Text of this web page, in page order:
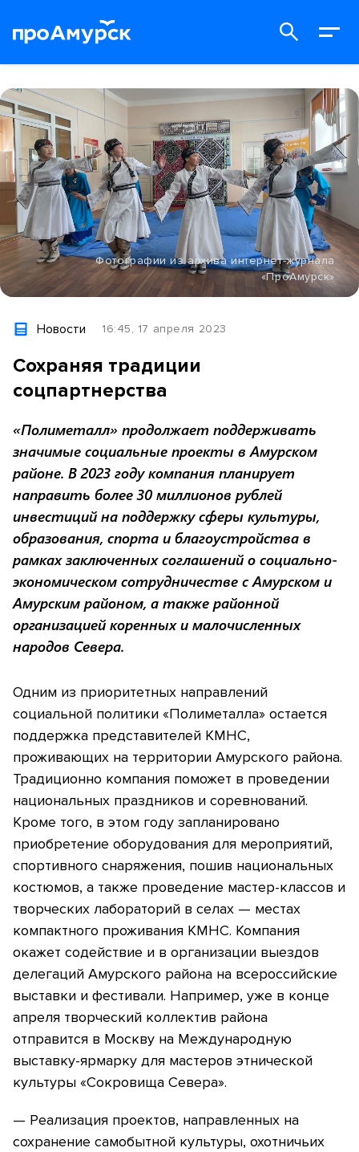
Фотографии из архива интернет-журнала
«ПроАмурск»
Новости 16:45, 17 апреля 2023
Сохраняя традиции
соцпартнерства
«Полиметалл» продолжает поддерживать
значимые социальные проекты в Амурском
районе. В 2023 году компания планирует
направить более 30 миллионов рублей
инвестиций на поддержку сферы культуры,
образования, спорта и благоустройства в
рамках заключенных соглашений о социально-
экономическом сотрудничестве с Амурском и
Амурским районом, а также районной
организацией коренных и малочисленных
народов Севера.
Одним из приоритетных направлений
социальной политики «Полиметалла» остается
поддержка представителей КМНС,
проживающих на территории Амурского района.
Традиционно компания поможет в проведении
национальных праздников и соревнований.
Кроме того, в этом году запланировано
приобретение оборудования для мероприятий,
спортивного снаряжения, пошив национальных
костюмов, а также проведение мастер-классов и
творческих лабораторий в селах — местах
компактного проживания КМНС. Компания
окажет содействие и в организации выездов
делегаций Амурского района на всероссийские
выставки и фестивали. Например, уже в конце
апреля творческий коллектив района
отправится в Москву на Международную
выставку-ярмарку для мастеров этнической
культуры «Сокровища Севера».
— Реализация проектов, направленных на
сохранение самобытной культуры, охотничьих